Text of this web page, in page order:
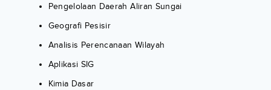
Pengelolaan Daerah Aliran Sungai
Geografi Pesisir
Analisis Perencanaan Wilayah
Aplikasi SIG
Kimia Dasar